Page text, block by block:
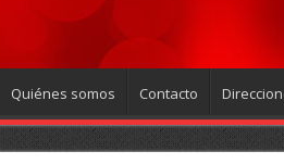
Quiénes somos Contacto